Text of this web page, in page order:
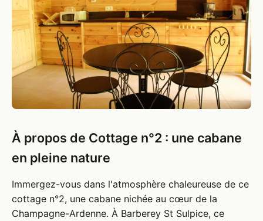
À propos de Cottage n°2 : une cabane
en pleine nature
Immergez-vous dans l'atmosphère chaleureuse de ce
cottage n°2, une cabane nichée au cœur de la
Champagne-Ardenne. À Barberey St Sulpice, ce